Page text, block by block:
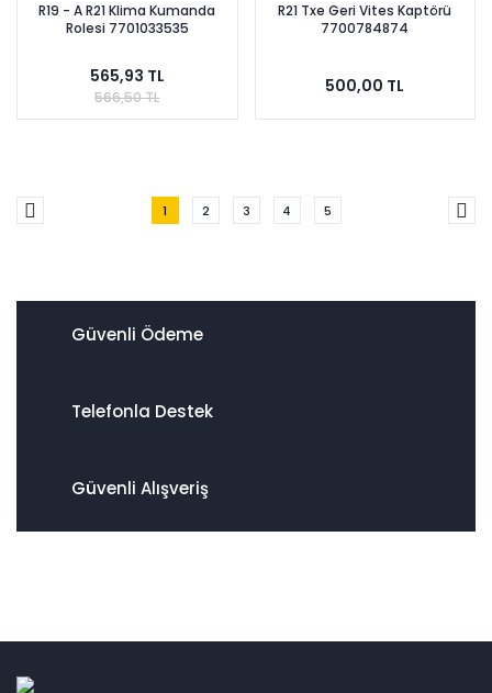
R19 - A R21 Klima Kumanda
Rolesi 7701033535
565,93 TL
566,50 TL
R21 Txe Geri Vites Kaptörü
7700784874
500,00 TL
1 2 3 4 5
Güvenli Ödeme
Telefonla Destek
Güvenli Alışveriş